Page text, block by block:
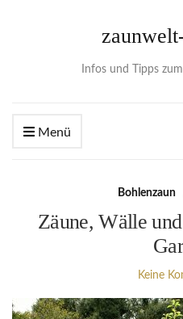
Infos und Tipps
Menü
Bohlenzaun
Zäune, Wälle
Keine